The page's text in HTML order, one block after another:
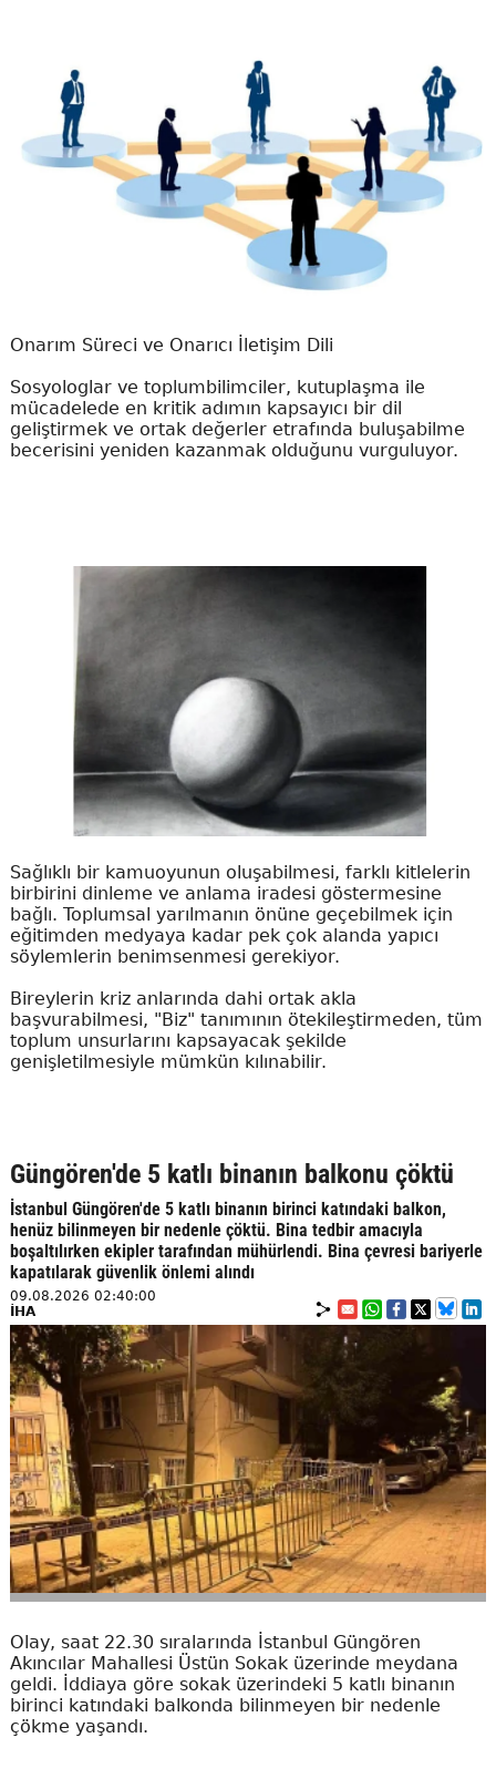
Onarım Süreci ve Onarıcı İletişim Dili
Sosyologlar ve toplumbilimciler, kutuplaşma ile
mücadelede en kritik adımın kapsayıcı bir dil
geliştirmek ve ortak değerler etrafında buluşabilme
becerisini yeniden kazanmak olduğunu vurguluyor.
Sağlıklı bir kamuoyunun oluşabilmesi, farklı kitlelerin
birbirini dinleme ve anlama iradesi göstermesine
bağlı. Toplumsal yarılmanın önüne geçebilmek için
eğitimden medyaya kadar pek çok alanda yapıcı
söylemlerin benimsenmesi gerekiyor.
Bireylerin kriz anlarında dahi ortak akla
başvurabilmesi, "Biz" tanımının ötekileştirmeden, tüm
toplum unsurlarını kapsayacak şekilde
genişletilmesiyle mümkün kılınabilir.
Güngören'de 5 katlı binanın balkonu çöktü
İstanbul Güngören'de 5 katlı binanın birinci katındaki balkon,
henüz bilinmeyen bir nedenle çöktü. Bina tedbir amacıyla
boşaltılırken ekipler tarafından mühürlendi. Bina çevresi bariyerle
kapatılarak güvenlik önlemi alındı
09.08.2026 02:40:00
İHA
Olay, saat 22.30 sıralarında İstanbul Güngören
Akıncılar Mahallesi Üstün Sokak üzerinde meydana
geldi. İddiaya göre sokak üzerindeki 5 katlı binanın
birinci katındaki balkonda bilinmeyen bir nedenle
çökme yaşandı.